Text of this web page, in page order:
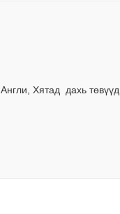
Англи, Хятад дахь төвүүд